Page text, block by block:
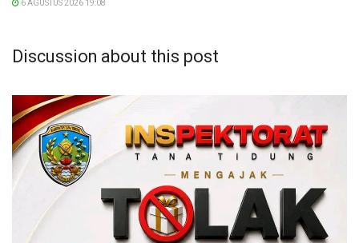
6 AGUSTUS 2026 19:08
Discussion about this post